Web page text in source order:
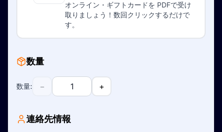
オンライン・ギフトカードを PDFで受け
取りましょう！数回クリックするだけで
す。
数量
数量: − +
連絡先情報